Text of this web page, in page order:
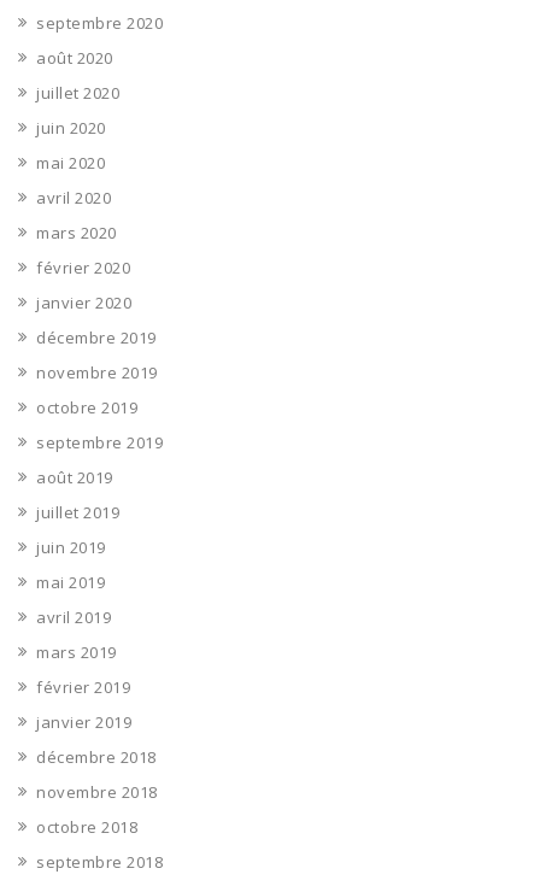
septembre 2020
août 2020
juillet 2020
juin 2020
mai 2020
avril 2020
mars 2020
février 2020
janvier 2020
décembre 2019
novembre 2019
octobre 2019
septembre 2019
août 2019
juillet 2019
juin 2019
mai 2019
avril 2019
mars 2019
février 2019
janvier 2019
décembre 2018
novembre 2018
octobre 2018
septembre 2018